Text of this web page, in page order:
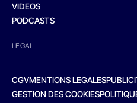
VIDEOS
PODCASTS
LEGAL
CGVMENTIONS LEGALES
GESTION DES COOKIES